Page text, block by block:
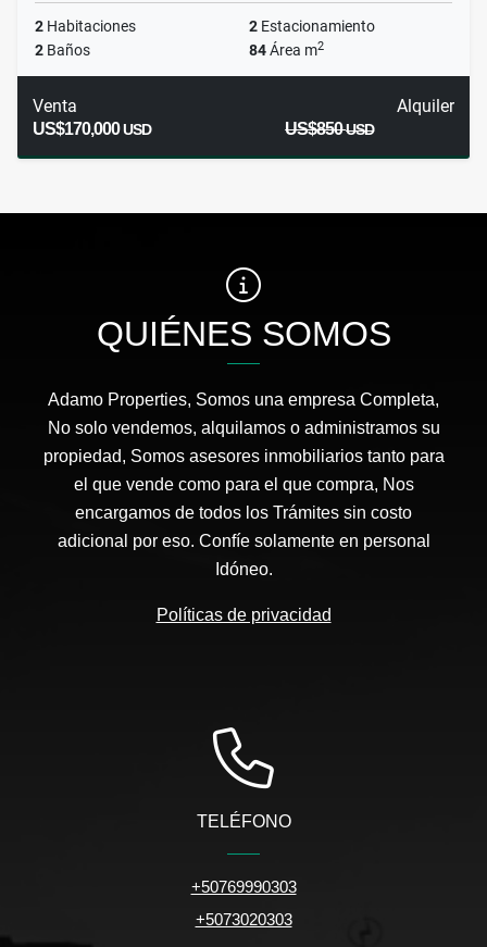
2 Habitaciones 2 Estacionamiento
2 Baños 84Área m2
Venta
US$170,000USD
Alquiler
US$850USD
QUIÉNES SOMOS
Adamo Properties, Somos una empresa Completa,
No solo vendemos, alquilamos o administramos su
propiedad, Somos asesores inmobiliarios tanto para
el que vende como para el que compra, Nos
encargamos de todos los Trámites sin costo
adicional por eso. Confíe solamente en personal
Idóneo.
Políticas de privacidad
TELÉFONO
+50769990303
+5073020303